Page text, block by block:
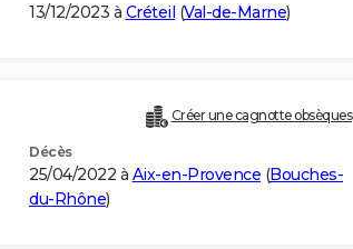
13/12/2023 à Créteil (Val-de-Marne)
Créer une cagnotte obsèques
Décès
25/04/2022 à Aix-en-Provence (Bouches-
du-Rhône)